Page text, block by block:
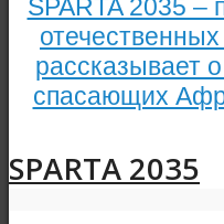
SPARTA 2035 –
рассказывает
спасающих
SPARTA 2035